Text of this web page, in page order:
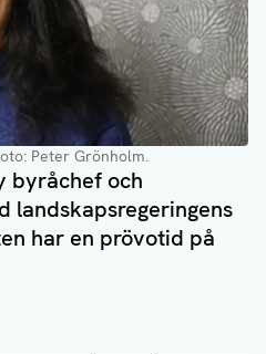
Peter Grönholm.
byråchef och
landskapsregeringens
har en prövotid på